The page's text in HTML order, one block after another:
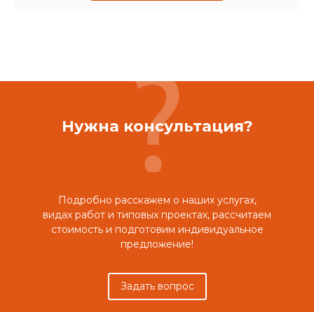
Нужна консультация?
Подробно расскажем о наших услугах,
видах работ и типовых проектах, рассчитаем
стоимость и подготовим индивидуальное
предложение!
Задать вопрос